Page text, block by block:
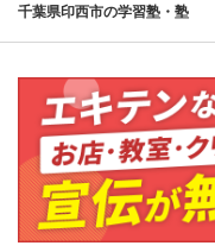
千葉県印西市の学習塾・塾